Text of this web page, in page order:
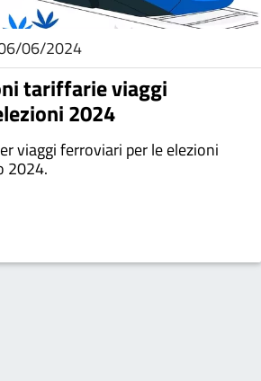
06/2024
tariffarie viaggi
2024
viaggi ferroviari per le elezioni
2024.